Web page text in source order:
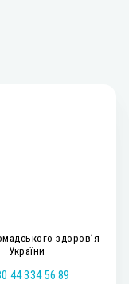
здоров’я
України
44 334 56 89